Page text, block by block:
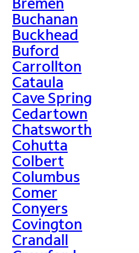
Buchanan
Buckhead
Buford
Carrollton
Cataula
Cave Spring
Cedartown
Chatsworth
Cohutta
Colbert
Columbus
Comer
Conyers
Covington
Crandall